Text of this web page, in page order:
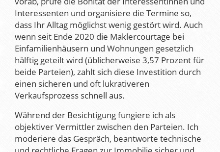
Interessenten und organisiere die Termine so,
dass Ihr Alltag möglichst wenig gestört wird. Auch
wenn seit Ende 2020 die Maklercourtage bei
Einfamilienhäusern und Wohnungen gesetzlich
hälftig geteilt wird (üblicherweise 3,57 Prozent für
beide Parteien), zahlt sich diese Investition durch
einen sicheren und oft lukrativeren
Verkaufsprozess schnell aus.
Während der Besichtigung fungiere ich als
objektiver Vermittler zwischen den Parteien. Ich
moderiere das Gespräch, beantworte technische